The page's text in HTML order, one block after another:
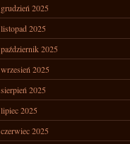
grudzień 2025
listopad 2025
październik 2025
wrzesień 2025
sierpień 2025
lipiec 2025
czerwiec 2025